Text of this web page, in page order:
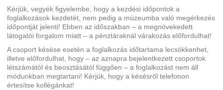
Kérjük, vegyék figyelembe, hogy a kezdési időpontok a
foglalkozások kezdetét, nem pedig a múzeumba való megérkezés
időpontját jelenti! Ebben az időszakban – a megnövekedett
látogatói forgalom miatt – a pénztáraknál várakozás előfordulhat!
A csoport késése esetén a foglalkozás időtartama lecsökkenhet,
illetve előfordulhat, hogy – az aznapra bejelentkezett csoportok
létszámától és beosztásától függően – a foglalkozást nem áll
módunkban megtartani! Kérjük, hogy a késésről telefonon
értesítse kollégánkat!